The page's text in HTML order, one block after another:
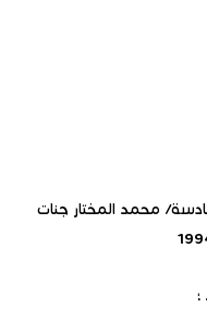
محمد المختار جنات